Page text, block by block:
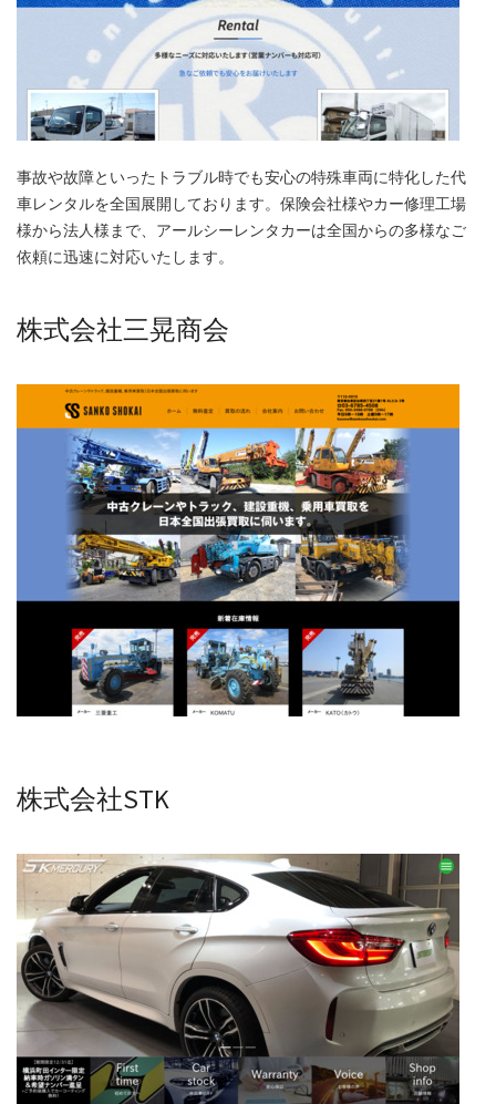
事故や故障といったトラブル時でも安心の特殊車両に特化した代
車レンタルを全国展開しております。保険会社様やカー修理工場
様から法人様まで、アールシーレンタカーは全国からの多様なご
依頼に迅速に対応いたします。
株式会社三晃商会
株式会社STK